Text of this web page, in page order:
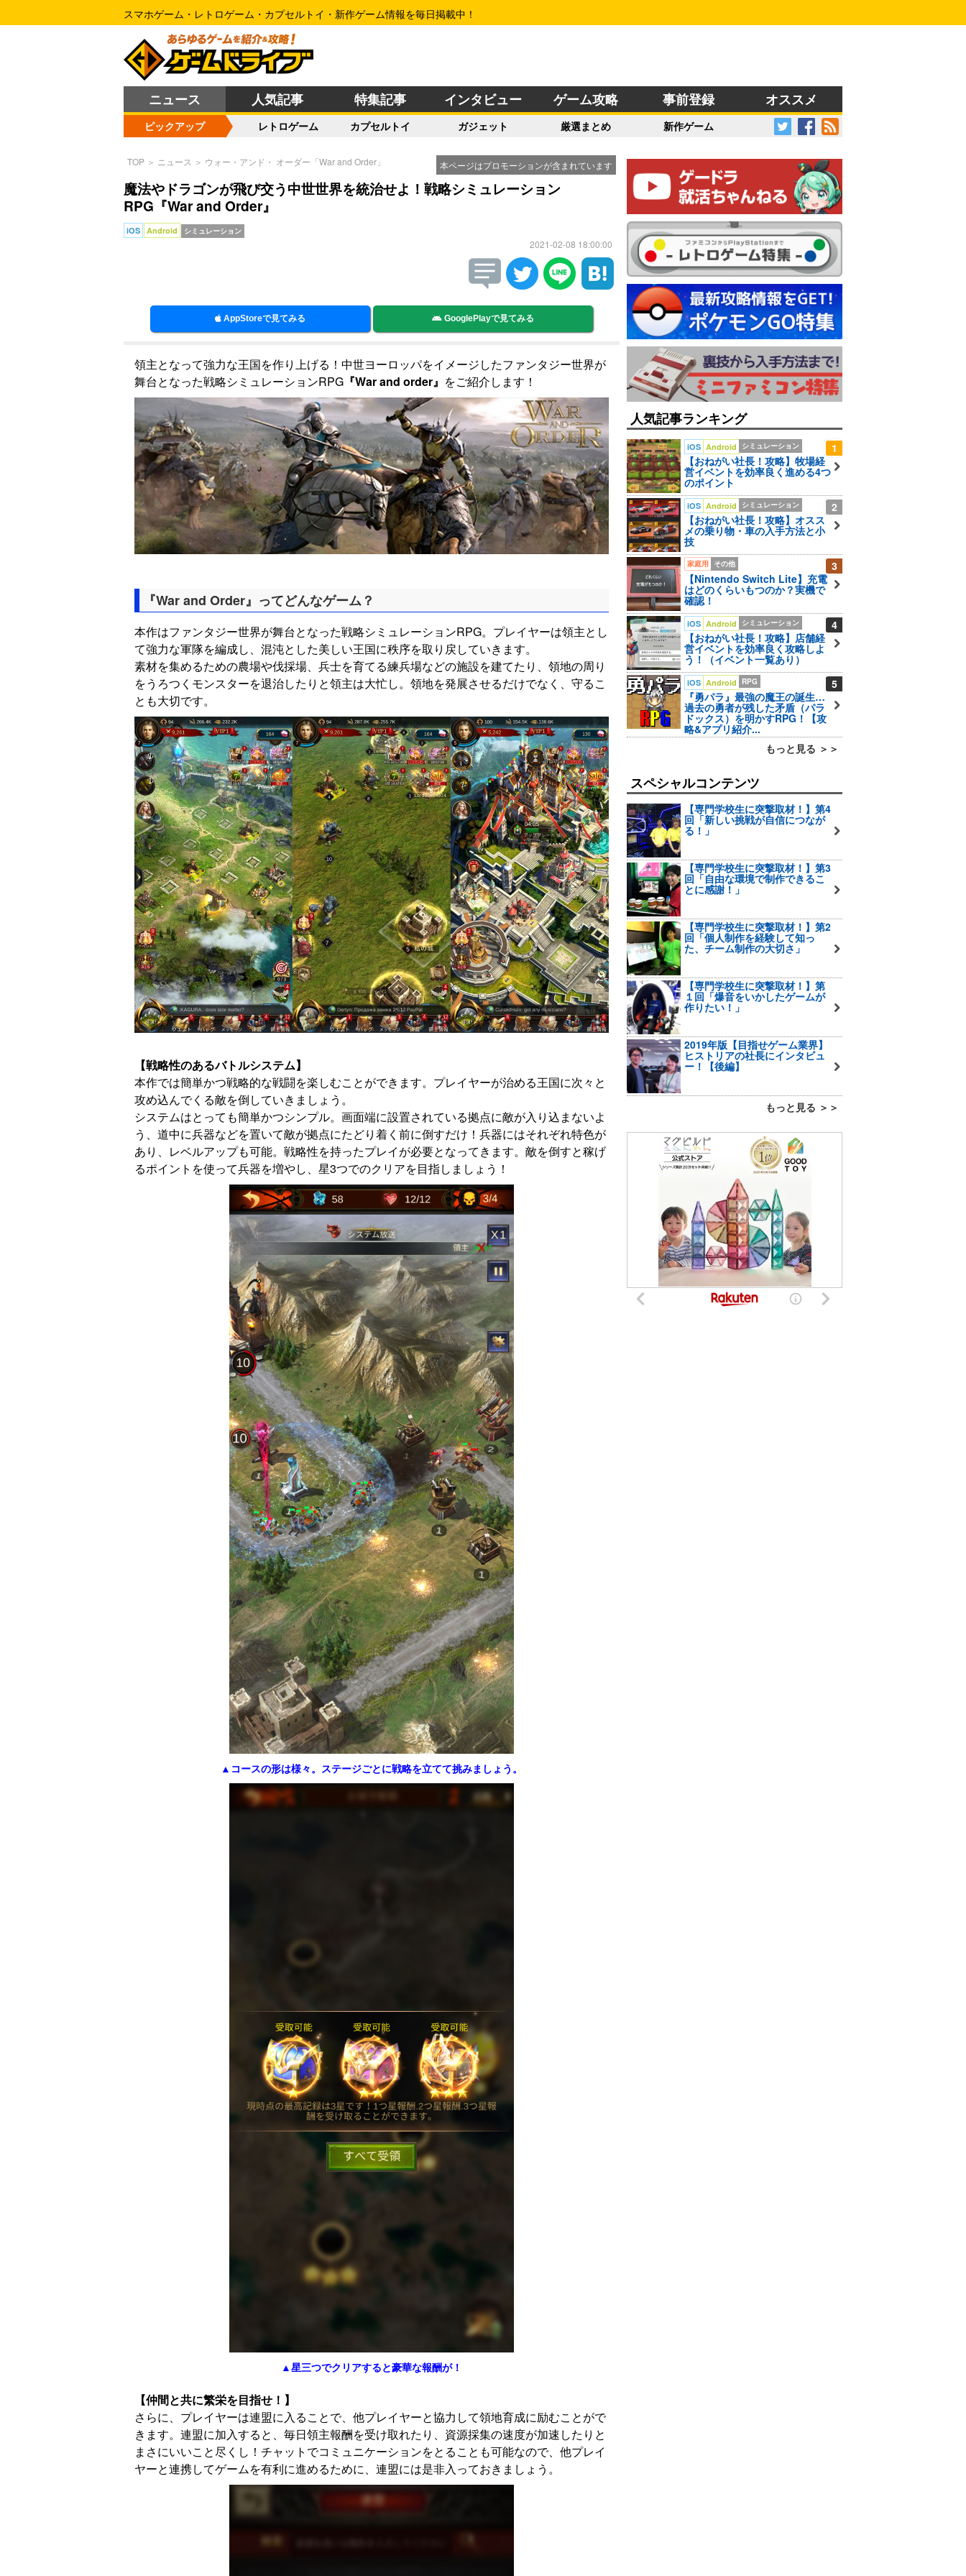
スマホゲーム・レトロゲーム・カプセルトイ・新作ゲーム情報を毎日掲載中！
ニュース 人気記事 特集記事 インタビュー ゲーム攻略 事前登録 オススメ
ピックアップ レトロゲーム カプセルトイ ガジェット 厳選まとめ 新作ゲーム
本ページはプロモーションが含まれています
TOP ＞ ニュース ＞ ウォー・アンド・ オーダー「War and Order」
魔法やドラゴンが飛び交う中世世界を統治せよ！戦略シミュレーション
RPG『War and Order』
iOS Android シミュレーション
2021-02-08 18:00:00
AppStoreで見てみる GooglePlayで見てみる
領主となって強力な王国を作り上げる！中世ヨーロッパをイメージしたファンタジー世界が
舞台となった戦略シミュレーションRPG 『War and order』 をご紹介します！
『War and Order』ってどんなゲーム？
本作はファンタジー世界が舞台となった戦略シミュレーションRPG。プレイヤーは領主とし
て強力な軍隊を編成し、混沌とした美しい王国に秩序を取り戻していきます。
素材を集めるための農場や伐採場、兵士を育てる練兵場などの施設を建てたり、領地の周り
をうろつくモンスターを退治したりと領主は大忙し。領地を発展させるだけでなく、守るこ
とも大切です。
【戦略性のあるバトルシステム】
本作では簡単かつ戦略的な戦闘を楽しむことができます。プレイヤーが治める王国に次々と
攻め込んでくる敵を倒していきましょう。
システムはとっても簡単かつシンプル。画面端に設置されている拠点に敵が入り込まないよ
う、道中に兵器などを置いて敵が拠点にたどり着く前に倒すだけ！兵器にはそれぞれ特色が
あり、レベルアップも可能。戦略性を持ったプレイが必要となってきます。敵を倒すと稼げ
るポイントを使って兵器を増やし、星3つでのクリアを目指しましょう！
▲コースの形は様々。ステージごとに戦略を立てて挑みましょう。
▲星三つでクリアすると豪華な報酬が！
【仲間と共に繁栄を目指せ！】
さらに、プレイヤーは連盟に入ることで、他プレイヤーと協力して領地育成に励むことがで
きます。連盟に加入すると、毎日領主報酬を受け取れたり、資源採集の速度が加速したりと
まさにいいこと尽くし！チャットでコミュニケーションをとることも可能なので、他プレイ
ヤーと連携してゲームを有利に進めるために、連盟には是非入っておきましょう。
人気記事ランキング
1
iOS Android シミュレーション
【おねがい社長！攻略】牧場経
営イベントを効率良く進める4つ
のポイント
2
iOS Android シミュレーション
【おねがい社長！攻略】オスス
メの乗り物・車の入手方法と小
技
3
家庭用 その他
【Nintendo Switch Lite】充電
はどのくらいもつのか？実機で
確認！
4
iOS Android シミュレーション
【おねがい社長！攻略】店舗経
営イベントを効率良く攻略しよ
う！（イベント一覧あり）
5
iOS Android RPG
『勇パラ』最強の魔王の誕生…
過去の勇者が残した矛盾（パラ
ドックス）を明かすRPG！【攻
略&アプリ紹介...
もっと見る ＞＞
スペシャルコンテンツ
【専門学校生に突撃取材！】第4
回「新しい挑戦が自信につなが
る！」
【専門学校生に突撃取材！】第3
回「自由な環境で制作できるこ
とに感謝！」
【専門学校生に突撃取材！】第2
回「個人制作を経験して知っ
た、チーム制作の大切さ」
【専門学校生に突撃取材！】第
１回「爆音をいかしたゲームが
作りたい！」
2019年版【目指せゲーム業界】
ヒストリアの社長にインタビュ
ー！【後編】
もっと見る ＞＞